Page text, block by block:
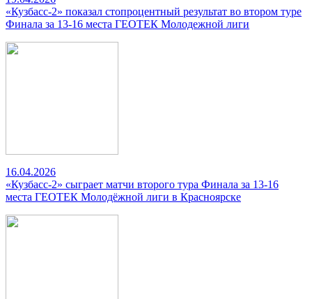
«Кузбасс-2» показал стопроцентный результат во втором туре
Финала за 13-16 места ГЕОТЕК Молодежной лиги
16.04.2026
«Кузбасс-2» сыграет матчи второго тура Финала за 13-16
места ГЕОТЕК Молодёжной лиги в Красноярске